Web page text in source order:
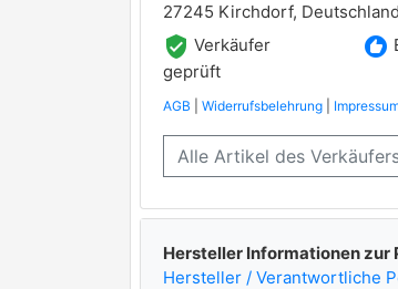
27245 Kirchdorf, Deutschland
verified_user Verkäufer
geprüft
recommend
AGB Widerrufsbelehrung
Alle Artikel des
Hersteller Informationen
Hersteller / Verantwortliche